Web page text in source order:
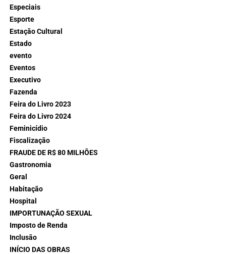
Especiais
Esporte
Estação Cultural
Estado
evento
Eventos
Executivo
Fazenda
Feira do Livro 2023
Feira do Livro 2024
Feminicídio
Fiscalização
FRAUDE DE R$ 80 MILHÕES
Gastronomia
Geral
Habitação
Hospital
IMPORTUNAÇÃO SEXUAL
Imposto de Renda
Inclusão
INÍCIO DAS OBRAS